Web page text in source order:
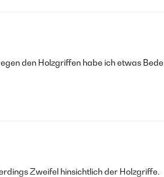
den Holzgriffen habe ich etwas
Zweifel hinsichtlich der Holzgriffe.